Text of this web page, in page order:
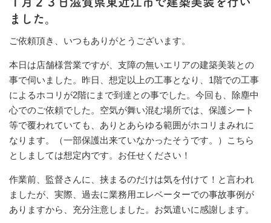
ました。
ご依頼頂き、いつもありがとうございます。
本日は店舗様営業ですが、支障の無いエリアの建築美装との
事で伺いました。昨日、想定以上の工事となり、1階での工事
によるホコリが2階にまで到達との事でした。今回も、除塵中
心でのご依頼でした。空気が舞い混む場所では、保護シート
等で覆われていても、ありとあらゆる範囲がホコリまみれに
なります。（一部保護出来ていなかったそうです。）こちら
としましては想定内です。お任せください！
作業前、監督さんに、挟まるのだけは気を付けて！と言われ
ましたが、実際、過去に業務用エレベーターでの事故事例が
ありますから、充分注意しました。お気遣いに感謝します。